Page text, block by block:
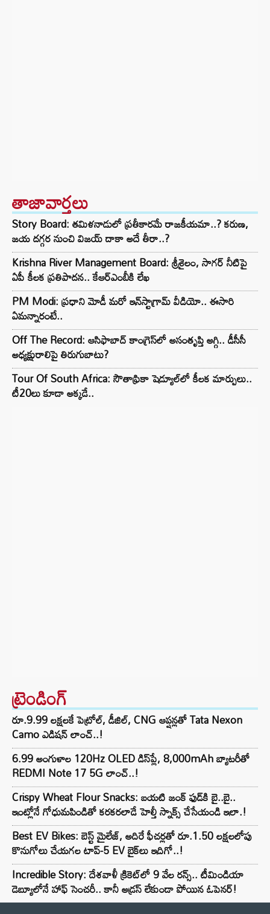
తాజావార్తలు
Story Board: తమిళనాడులో ప్రతీకారమే రాజకీయమా..? కరుణ,
జయ దగ్గర నుంచి విజయ్ దాకా అదే తీరా..?
Krishna River Management Board: శ్రీశైలం, సాగర్ నీటిపై
ఏపీ కీలక ప్రతిపాదన.. కేఆర్ఎంబీకి లేఖ
PM Modi: ప్రధాని మోడీ మరో ఇన్‌స్టాగ్రామ్ వీడియో.. ఈసారి
ఏమన్నారంటే..
Off The Record: ఆసిఫాబాద్ కాంగ్రెస్‌లో అసంతృప్తి అగ్గి.. డీసీసీ
అధ్యక్షురాలిపై తిరుగుబాటు?
Tour Of South Africa: సౌతాఫ్రికా షెడ్యూల్‌లో కీలక మార్పులు..
టీ20లు కూడా అక్కడే..
ట్రెండింగ్‌
రూ.9.99 లక్షలకే పెట్రోల్, డీజిల్, CNG ఆప్షన్లతో Tata Nexon
Camo ఎడిషన్ లాంచ్..!
6.99 అంగుళాల 120Hz OLED డిస్‌ప్లే, 8,000mAh బ్యాటరీతో
REDMI Note 17 5G లాంచ్..!
Crispy Wheat Flour Snacks: బయటి జంక్ ఫుడ్‌కి బై..బై..
ఇంట్లోనే గోధుమపిండితో కరకరలాడే హెల్తీ స్నాక్స్ చేసేయండి ఇలా.!
Best EV Bikes: బెస్ట్ మైలేజ్, అదిరే ఫీచర్లతో రూ.1.50 లక్షలలోపు
కొనుగోలు చేయగల టాప్-5 EV బైక్‌లు ఇదిగో..!
Incredible Story: దేశవాళీ క్రికెట్‌లో 9 వేల రన్స్.. టీమిండియా
డెబ్యూలోనే హాఫ్ సెంచరీ.. కానీ అడ్రస్ లేకుండా పోయిన ఓపెనర్!